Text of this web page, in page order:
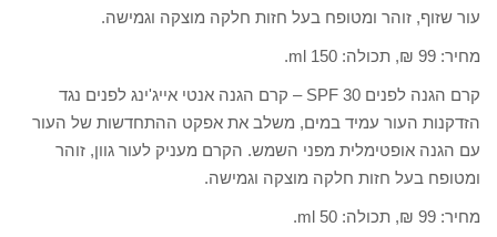
עור שזוף, זוהר ומטופח בעל חזות חלקה מוצקה וגמישה.
מחיר: 99 ₪, תכולה: ml 150.
קרם הגנה לפנים SPF 30 – קרם הגנה אנטי אייג'ינג לפנים נגד
הזדקנות העור עמיד במים, משלב את אפקט ההתחדשות של העור
עם הגנה אופטימלית מפני השמש. הקרם מעניק לעור גוון, זוהר
ומטופח בעל חזות חלקה מוצקה וגמישה.
מחיר: 99 ₪, תכולה: 50 ml.